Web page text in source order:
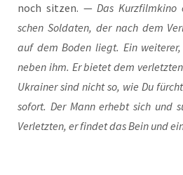
noch sit­zen. —Das
schen Sol­da­ten, der nach dem
auf dem Boden liegt. Ein
neben ihm. Er bie­tet dem
Ukrai­ner sind nicht so, wie Du
sofort. Der Mann erhebt sich und
Ver­letz­ten, er fin­det das Bein und